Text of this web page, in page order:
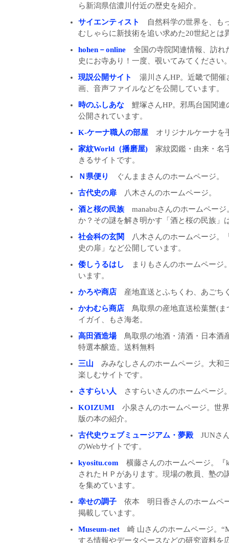
ら新潟県信濃川付近の歴史を紹介。
サイエンティスト
自然科学の世界を、も
むしゃらに新技術を追い求めた20世紀とは
hohen－online 全国の寺院関連情報、訪れ
史にお寺あり！一度、覗いてみてください
現説公開サイト
湯川さんHP。近畿で開催
画、音声ファイルなどを公開しています。
時のふしあな 鯉塚さんHP。邪馬台国関連
公開されています。
K-ケーナ職人の部屋 オリジナルケーナを
家紋World（播磨屋) 家紋図鑑・由来・名
きるサイトです。
Ｎ県便り
ぐんままさんのホームページ。
古代史の扉 八木さんのホームページ。
酒と桜の民族 manabuさんのホームペー
か？その謎を解き明かす「酒と桜の民族」
社会科の玄関
八木さんのホームページ。
史の扉」など公開しています。
倭しうるはし まりもさんのホームページ
います。
かろや商店 産地直送とふちくわ、あごち
かわむら商店 鳥取県の産地直送松葉蟹(ま
イガイ、もさ海老。
高田酒造場 鳥取県の地酒・清酒・日本酒
特選本醸造。送料無料
三山 みみなしさんのホームページ。大和
楽しむサイトです。
さすらい人
さすらいさんのホームページ
KOIZUMI 小泉さんのホームページ。世
版の本の紹介。
古代史ウェブミュージアム・夢殿JUNさん
のWebサイトです。
kyositu.com 横藤さんのホームページ。『
されたＨＰがあります。現場の教員、塾の
を集めています。
幸せの調子 依本 明日香さんのホームペ
掲載しています。
Museum-net 崎 山さんのホームページ。
する情報やデータベースなどの研究資料を